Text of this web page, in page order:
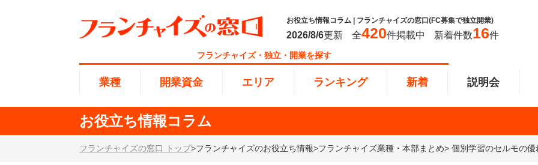
お役立ち情報コラム | フランチャイズの窓口(FC募集で独立開業)
2026/8/6更新 全420件掲載中 新着件数16件
フランチャイズ・独立・開業を探す
業種
代理店業 教育・保育業 飲食・
開業資金
1円〜100万円 101万円～300万円 301万
エリア
北海道 東北 甲信越
ランキング
総合ランキング
新着 説明会
お役立ち情報コラム
フランチャイズの窓口 トップ>フランチャイズのお役立ち情報>フランチャイズ業種・本部まとめ> 個別学習のセルモの